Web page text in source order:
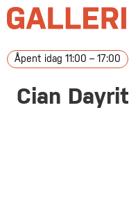
Åpent idag 11:00 – 17:00
Cian Dayrit